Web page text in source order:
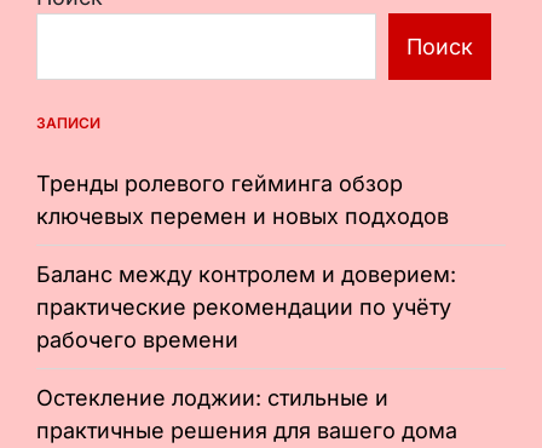
Поиск
ЗАПИСИ
Тренды ролевого гейминга обзор
ключевых перемен и новых подходов
Баланс между контролем и доверием:
практические рекомендации по учёту
рабочего времени
Остекление лоджии: стильные и
практичные решения для вашего дома